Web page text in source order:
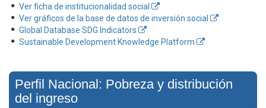
Ver ficha de institucionalidad social
Ver gráficos de la base de datos de inversión social
Global Database SDG Indicators
Sustainable Development Knowledge Platform
Perfil Nacional: Pobreza y distribución
del ingreso